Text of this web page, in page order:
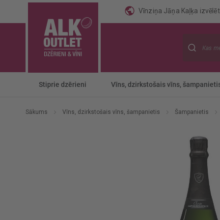
Vīnziņa Jāņa Kaļķa
Stiprie dzērieni Vīns, dzirkstošais vīns,
Sākums Vīns, dzirkstošais vīns, šampanietis Šampanietis